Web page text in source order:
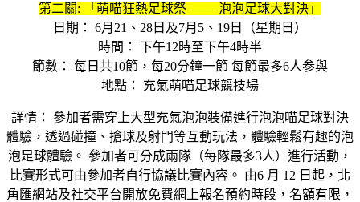
第二關: 「萌喵狂熱足球祭 —— 泡泡足球大對決」
日期： 6月21、28日及7月5、19日（星期日）
時間： 下午12時至下午4時半
節數： 每日共10節，每20分鐘一節 每節最多6人参與
地點： 充氣萌喵足球競技場
詳情： 參加者需穿上大型充氣泡泡裝備進行泡泡喵足球對決
體驗，透過碰撞、搶球及射門等互動玩法，體驗輕鬆有趣的泡
泡足球體驗。 參加者可分成兩隊（每隊最多3人）進行活動，
比賽形式可由參加者自行協議比賽內容。 由6 月 12 日起，北
角匯網站及社交平台開放免費網上報名預約時段，名額有限，